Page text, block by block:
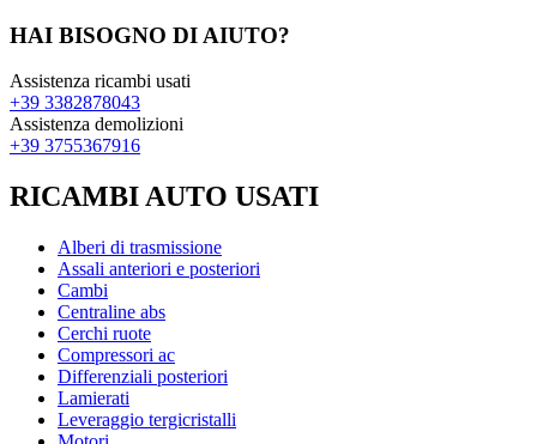
HAI BISOGNO DI AIUTO?
Assistenza ricambi usati
+39 3382878043
Assistenza demolizioni
+39 3755367916
RICAMBI AUTO USATI
Alberi di trasmissione
Assali anteriori e posteriori
Cambi
Centraline abs
Cerchi ruote
Compressori ac
Differenziali posteriori
Lamierati
Leveraggio tergicristalli